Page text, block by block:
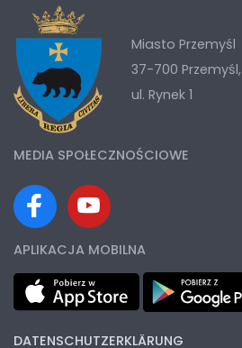
Miasto Przemyśl
37-700 Przemyśl,
ul. Rynek 1
MEDIA SPOŁECZNOŚCIOWE
APLIKACJA MOBILNA
DATENSCHUTZERKLÄRUNG